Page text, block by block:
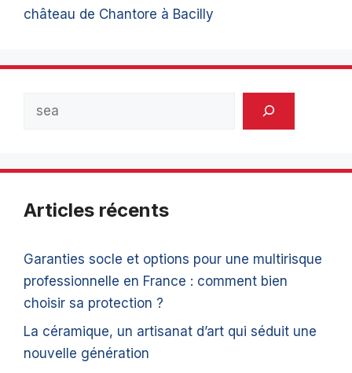
château de Chantore à Bacilly
Articles récents
Garanties socle et options pour une multirisque
professionnelle en France : comment bien
choisir sa protection ?
La céramique, un artisanat d’art qui séduit une
nouvelle génération